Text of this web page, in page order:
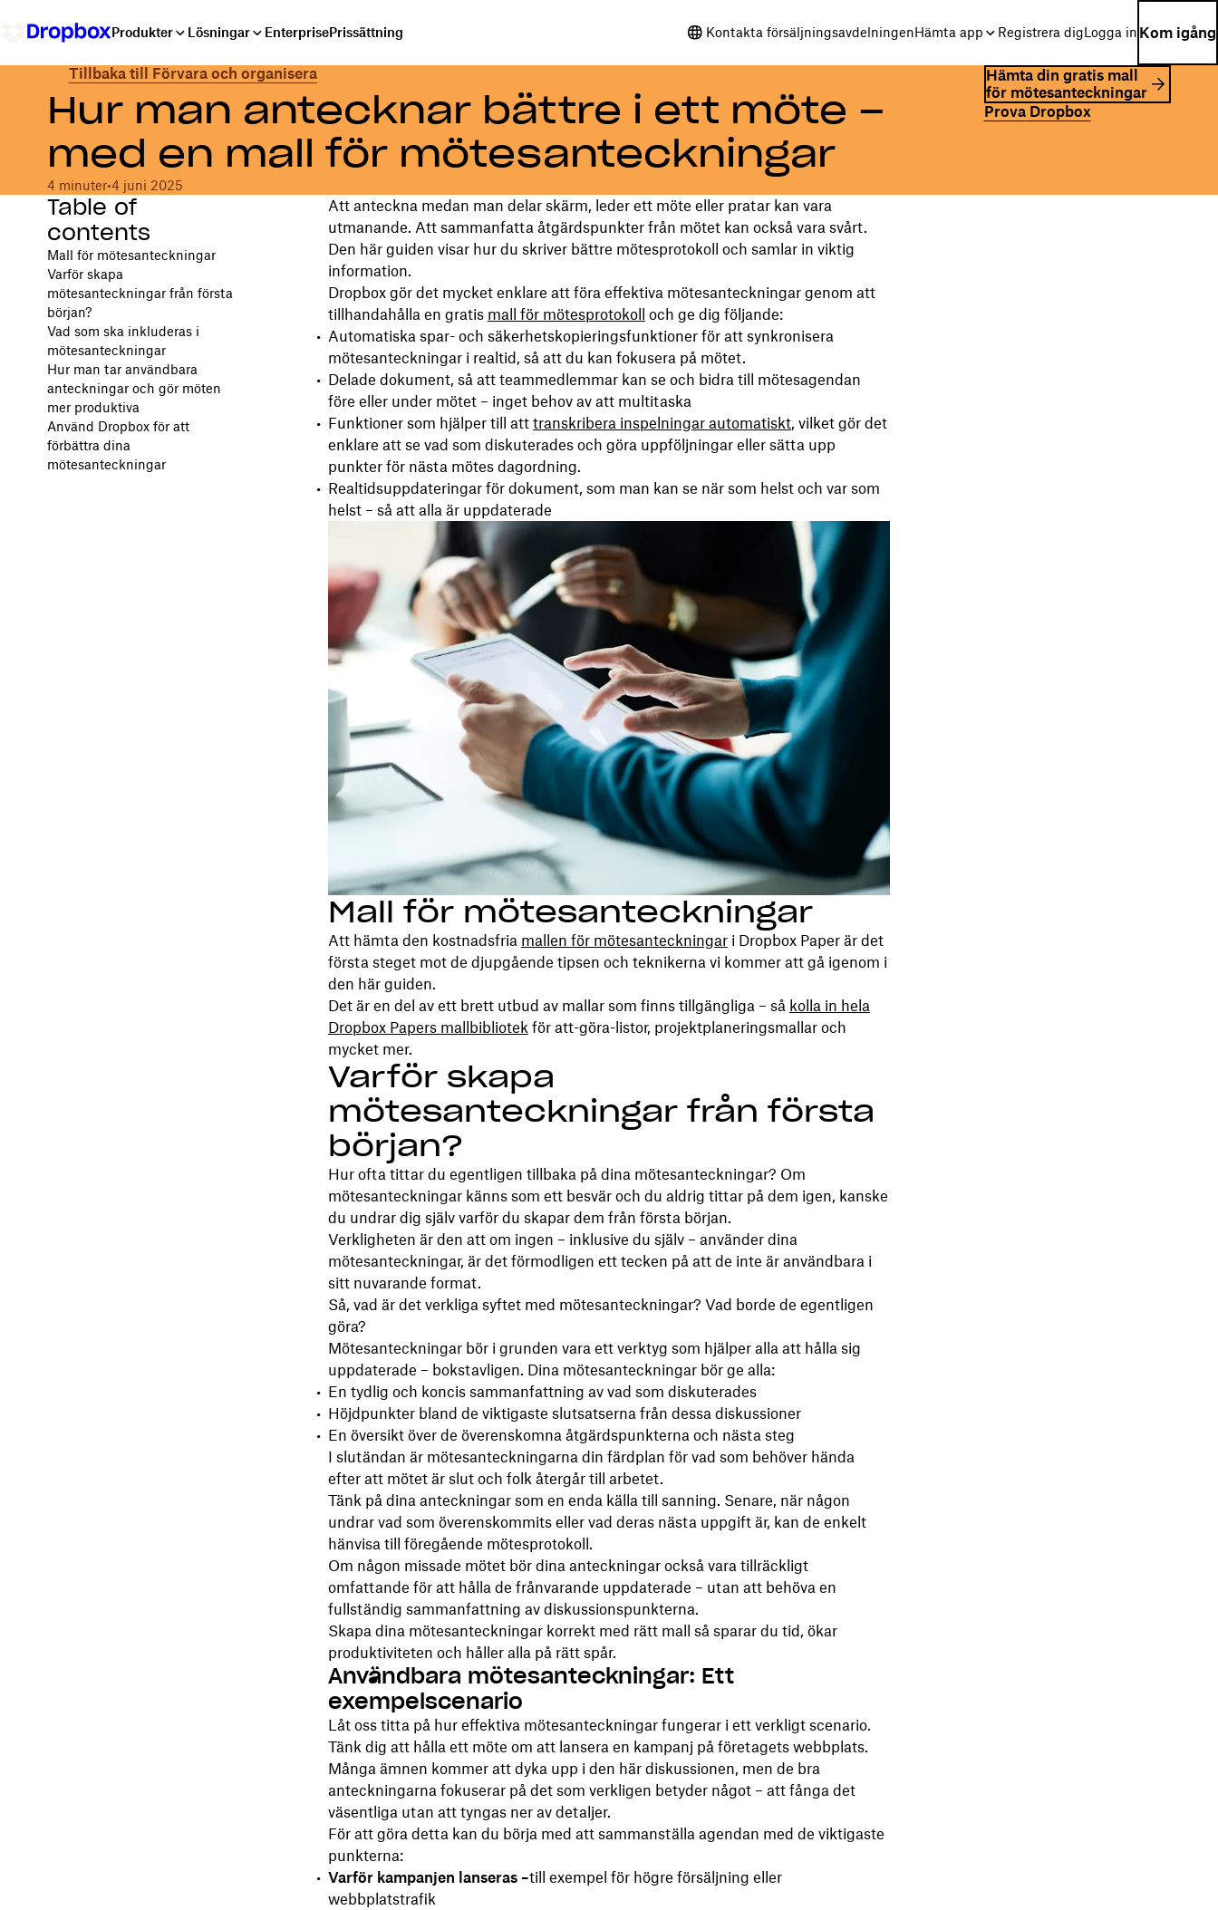
Produkter Lösningar EnterprisePrissättning Kontakta försäljningsavdelningenHämta app Registrera digLogga in Kom igång
Tillbaka till Förvara och organisera
Hur man antecknar bättre i ett möte –
med en mall för mötesanteckningar
4 minuter•4 juni 2025
Hämta din gratis mall
för mötesanteckningar
Prova Dropbox
Table of
contents
Mall för mötesanteckningar
Varför skapa
mötesanteckningar från första
början?
Vad som ska inkluderas i
mötesanteckningar
Hur man tar användbara
anteckningar och gör möten
mer produktiva
Använd Dropbox för att
förbättra dina
mötesanteckningar
Att anteckna medan man delar skärm, leder ett möte eller pratar kan vara
utmanande. Att sammanfatta åtgärdspunkter från mötet kan också vara svårt.
Den här guiden visar hur du skriver bättre mötesprotokoll och samlar in viktig
information.
Dropbox gör det mycket enklare att föra effektiva mötesanteckningar genom att
tillhandahålla en gratis mall för mötesprotokoll och ge dig följande:
Automatiska spar- och säkerhetskopieringsfunktioner för att synkronisera
mötesanteckningar i realtid, så att du kan fokusera på mötet.
Delade dokument, så att teammedlemmar kan se och bidra till mötesagendan
före eller under mötet – inget behov av att multitaska
Funktioner som hjälper till att transkribera inspelningar automatiskt, vilket gör det
enklare att se vad som diskuterades och göra uppföljningar eller sätta upp
punkter för nästa mötes dagordning.
Realtidsuppdateringar för dokument, som man kan se när som helst och var som
helst – så att alla är uppdaterade
Mall för mötesanteckningar
Att hämta den kostnadsfria mallen för mötesanteckningari Dropbox Paper är det
första steget mot de djupgående tipsen och teknikerna vi kommer att gå igenom i
den här guiden.
Det är en del av ett brett utbud av mallar som finns tillgängliga – så kolla in hela
Dropbox Papers mallbibliotekför att-göra-listor, projektplaneringsmallar och
mycket mer.
Varför skapa
mötesanteckningar från första
början?
Hur ofta tittar du egentligen tillbaka på dina mötesanteckningar? Om
mötesanteckningar känns som ett besvär och du aldrig tittar på dem igen, kanske
du undrar dig själv varför du skapar dem från första början.
Verkligheten är den att om ingen – inklusive du själv – använder dina
mötesanteckningar, är det förmodligen ett tecken på att de inte är användbara i
sitt nuvarande format.
Så, vad är det verkliga syftet med mötesanteckningar? Vad borde de egentligen
göra?
Mötesanteckningar bör i grunden vara ett verktyg som hjälper alla att hålla sig
uppdaterade – bokstavligen. Dina mötesanteckningar bör ge alla:
En tydlig och koncis sammanfattning av vad som diskuterades
Höjdpunkter bland de viktigaste slutsatserna från dessa diskussioner
En översikt över de överenskomna åtgärdspunkterna och nästa steg
I slutändan är mötesanteckningarna din färdplan för vad som behöver hända
efter att mötet är slut och folk återgår till arbetet.
Tänk på dina anteckningar som en enda källa till sanning. Senare, när någon
undrar vad som överenskommits eller vad deras nästa uppgift är, kan de enkelt
hänvisa till föregående mötesprotokoll.
Om någon missade mötet bör dina anteckningar också vara tillräckligt
omfattande för att hålla de frånvarande uppdaterade – utan att behöva en
fullständig sammanfattning av diskussionspunkterna.
Skapa dina mötesanteckningar korrekt med rätt mall så sparar du tid, ökar
produktiviteten och håller alla på rätt spår.
Användbara mötesanteckningar: Ett
exempelscenario
Låt oss titta på hur effektiva mötesanteckningar fungerar i ett verkligt scenario.
Tänk dig att hålla ett möte om att lansera en kampanj på företagets webbplats.
Många ämnen kommer att dyka upp i den här diskussionen, men de bra
anteckningarna fokuserar på det som verkligen betyder något – att fånga det
väsentliga utan att tyngas ner av detaljer.
För att göra detta kan du börja med att sammanställa agendan med de viktigaste
punkterna:
Varför kampanjen lanseras –till exempel för högre försäljning eller
webbplatstrafik